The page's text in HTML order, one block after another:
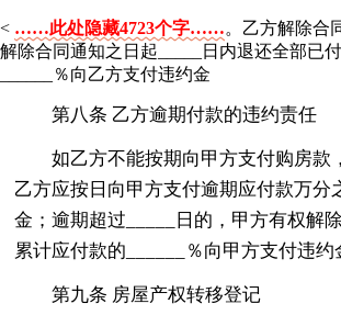
< ……此处隐藏4723个字……。乙方解除合
解除合同通知之日起_____日内退还全部已
______％向乙方支付违约金
第八条 乙方逾期付款的违约责任
如乙方不能按期向甲方支付购房款
乙方应按日向甲方支付逾期应付款万分
金；逾期超过_____日的，甲方有权解
累计应付款的______％向甲方支付违约
第九条 房屋产权转移登记